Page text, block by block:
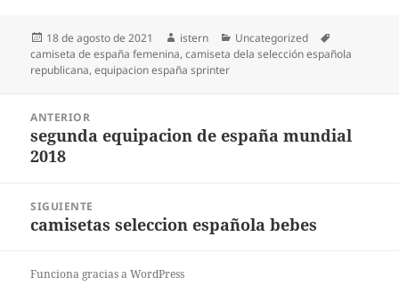
Publicado
el
18 de agosto de 2021 Autor
istern Categorías
Uncategorized
camiseta de españa femenina,camiseta dela selección española
republicana,equipacion españa sprinter
entradas
ANTERIOR
Entrada
anterior:
segunda equipacion de españa mundial
2018
SIGUIENTE
Entrada
camisetas seleccion española bebes
Funciona gracias a WordPress